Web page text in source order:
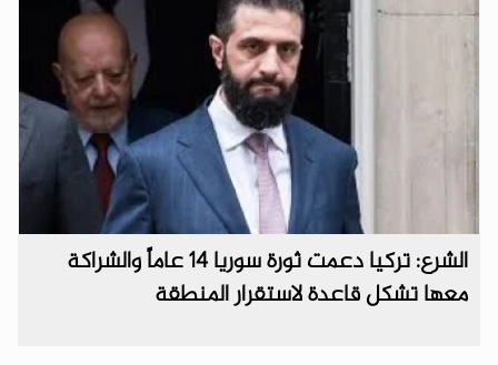
الشرع: تركيا دعمت ثورة سوريا 14 عاماً والشراكة
معها تشكل قاعدة لاستقرار المنطقة